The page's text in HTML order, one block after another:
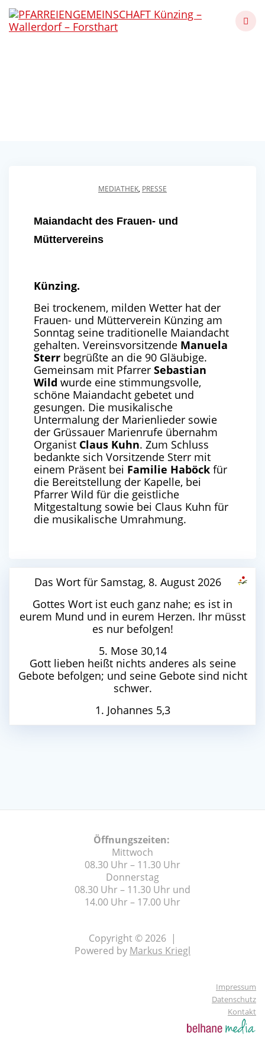
to
MEDIATHEK, PRESSE
Maiandacht des Frauen- und
Müttervereins
Künzing.
Bei trockenem, milden Wetter hat der
Frauen- und Mütterverein Künzing am
Sonntag seine traditionelle Maiandacht
gehalten. Vereinsvorsitzende Manuela
Sterr begrüßte an die 90 Gläubige.
Gemeinsam mit Pfarrer Sebastian
Wild wurde eine stimmungsvolle,
schöne Maiandacht gebetet und
gesungen. Die musikalische
Untermalung der Marienlieder sowie
der Grüssauer Marienrufe übernahm
Organist Claus Kuhn. Zum Schluss
bedankte sich Vorsitzende Sterr mit
einem Präsent bei Familie Haböck für
die Bereitstellung der Kapelle, bei
Pfarrer Wild für die geistliche
Mitgestaltung sowie bei Claus Kuhn für
die musikalische Umrahmung.
Das Wort für Samstag, 8. August 2026
Gottes Wort ist euch ganz nahe; es ist in
eurem Mund und in eurem Herzen. Ihr müsst
es nur befolgen!
5. Mose 30,14
Gott lieben heißt nichts anderes als seine
Gebote befolgen; und seine Gebote sind nicht
schwer.
1. Johannes 5,3
Öffnungszeiten:
Mittwoch
08.30 Uhr – 11.30 Uhr
Donnerstag
08.30 Uhr – 11.30 Uhr und
14.00 Uhr – 17.00 Uhr
Copyright © 2026 |
Powered by Markus Kriegl
Impressum
Datenschutz
Kontakt